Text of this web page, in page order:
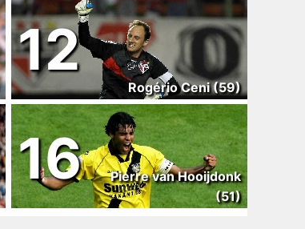
12
Rogério Ceni (59)
16
Pierre van Hooijdonk
(51)